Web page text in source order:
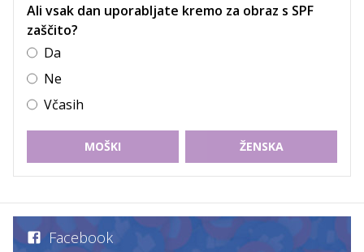
Ali vsak dan uporabljate kremo za obraz s SPF
zaščito?
Da
Ne
Včasih
MOŠKI ŽENSKA
Facebook